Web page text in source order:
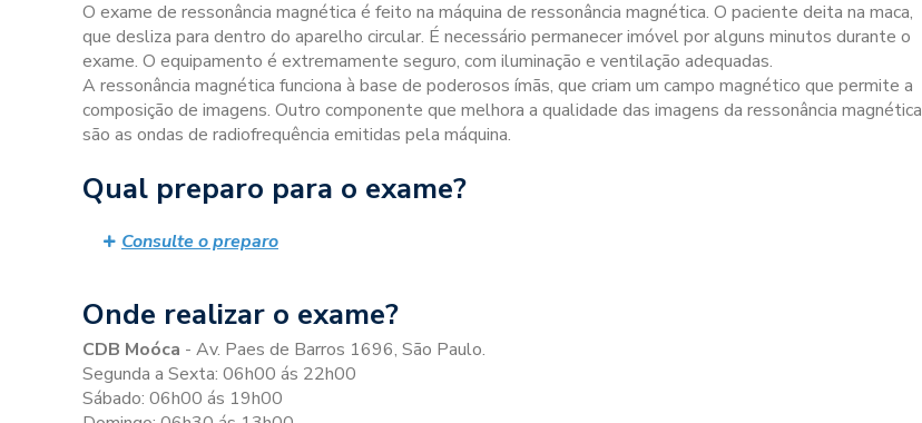
O exame de ressonância magnética é feito na máquina de ressonância magnética. O paciente deita na maca,
que desliza para dentro do aparelho circular. É necessário permanecer imóvel por alguns minutos durante o
exame. O equipamento é extremamente seguro, com iluminação e ventilação adequadas.
A ressonância magnética funciona à base de poderosos ímãs, que criam um campo magnético que permite a
composição de imagens. Outro componente que melhora a qualidade das imagens da ressonância magnética
são as ondas de radiofrequência emitidas pela máquina.
Qual preparo para o exame?
Consulte o preparo
Onde realizar o exame?
CDB Moóca - Av. Paes de Barros 1696, São Paulo.
Segunda a Sexta: 06h00 ás 22h00
Sábado: 06h00 ás 19h00